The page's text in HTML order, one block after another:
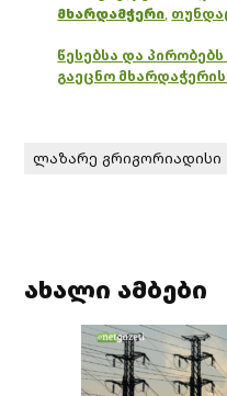
მხარდამჭერი,
წესებსა და
გაეცნო
ლაზარე გრიგორიადისი
ახალი ამბები